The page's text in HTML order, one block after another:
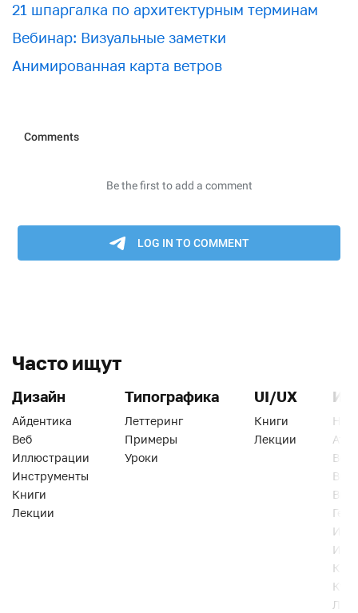
21 шпаргалка по архитектурным терминам
Вебинар: Визуальные заметки
Анимированная карта ветров
Часто ищут
Дизайн
Айдентика
Веб
Иллюстрации
Инструменты
Книги
Лекции
Типографика
Леттеринг
Примеры
Уроки
UI/UX
Книги
Лекции
Веб